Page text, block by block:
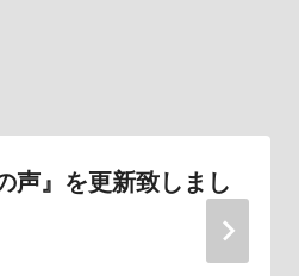
声』を更新致しまし